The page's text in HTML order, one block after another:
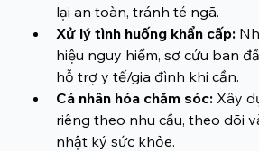
lại an toàn, tránh té ngã.
Xử lý tình huống khẩn cấp:
hiệu nguy hiểm, sơ cứu ban
hỗ trợ y tế/gia đình khi cần.
Cá nhân hóa chăm sóc: Xây
riêng theo nhu cầu, theo dõi
nhật ký sức khỏe.